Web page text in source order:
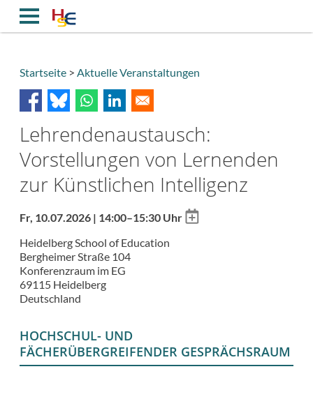
Inhalt
Breadcrumb
Startseite Aktuelle Veranstaltungen
Lehrendenaustausch:
Vorstellungen von Lernenden
zur Künstlichen Intelligenz
Fr, 10.07.2026 | 14:00–15:30 Uhr Add
Heidelberg School of Education
Bergheimer Straße 104
Konferenzraum im EG
69115 Heidelberg
Deutschland
HOCHSCHUL- UND
FÄCHERÜBERGREIFENDER GESPRÄCHSRAUM